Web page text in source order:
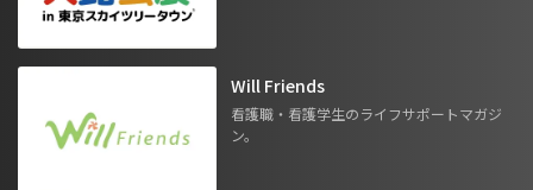
Will Friends
看護職・看護学生のライフサポートマガジ
ン。